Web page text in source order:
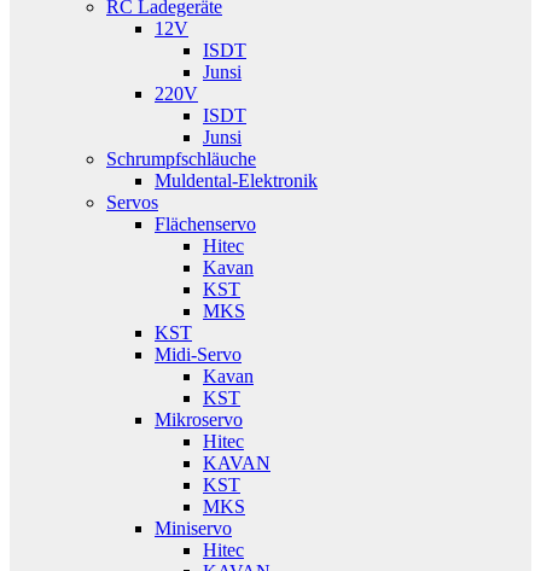
RC Ladegeräte
12V
ISDT
Junsi
220V
ISDT
Junsi
Schrumpfschläuche
Muldental-Elektronik
Servos
Flächenservo
Hitec
Kavan
KST
MKS
KST
Midi-Servo
Kavan
KST
Mikroservo
Hitec
KAVAN
KST
MKS
Miniservo
Hitec